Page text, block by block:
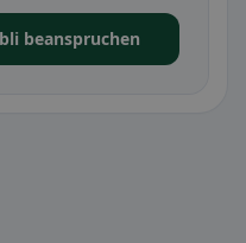
beanspruchen